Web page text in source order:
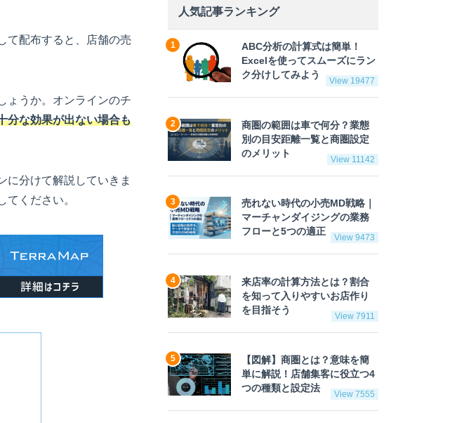
て配布すると、店舗の売
ょうか。オンラインのチ
分な効果が出ない場合も
に分けて解説していきま
ください。
人気記事ランキング
ABC分析の計算式は簡単！
Excelを使ってスムーズにラン
ク分けしてみよう
View 19477
商圏の範囲は車で何分？業態
別の目安距離一覧と商圏設定
のメリット
View 11142
売れない時代の小売MD戦略｜
マーチャンダイジングの業務
フローと5つの適正
View 9473
来店率の計算方法とは？割合
を知って入りやすいお店作り
を目指そう
View 7911
【図解】商圏とは？意味を簡
単に解説！店舗集客に役立つ4
つの種類と設定法
View 7555